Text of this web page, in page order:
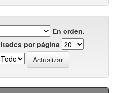
En orden:
por página